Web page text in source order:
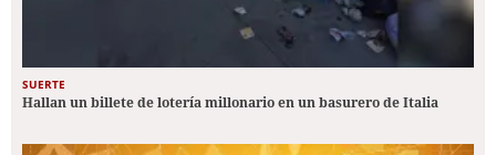
SUERTE
Hallan un billete de lotería millonario en un basurero de Italia